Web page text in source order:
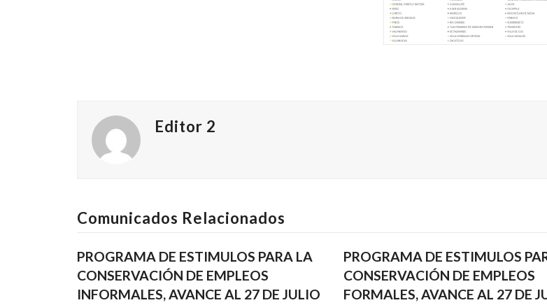
Editor 2
Comunicados Relacionados
PROGRAMA DE ESTIMULOS PARA LA
CONSERVACIÓN DE EMPLEOS
INFORMALES, AVANCE AL 27 DE JULIO
PROGRAMA DE ESTIMULOS
CONSERVACIÓN DE EMPLEOS
FORMALES, AVANCE AL 27 DE